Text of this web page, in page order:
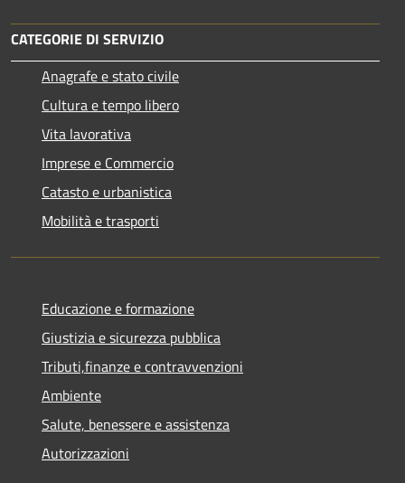
CATEGORIE DI SERVIZIO
Anagrafe e stato civile
Cultura e tempo libero
Vita lavorativa
Imprese e Commercio
Catasto e urbanistica
Mobilità e trasporti
Educazione e formazione
Giustizia e sicurezza pubblica
Tributi,finanze e contravvenzioni
Ambiente
Salute, benessere e assistenza
Autorizzazioni